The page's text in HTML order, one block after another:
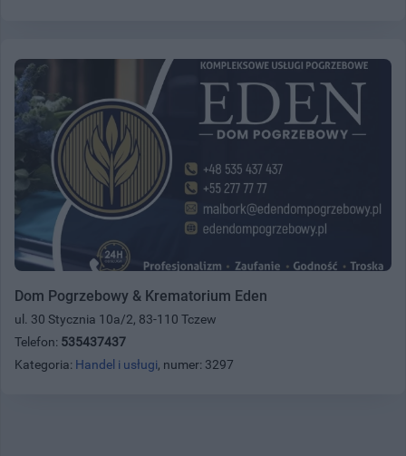
Dom Pogrzebowy & Krematorium Eden
ul. 30 Stycznia 10a/2, 83-110 Tczew
Telefon: 535437437
Kategoria: Handel i usługi, numer: 3297